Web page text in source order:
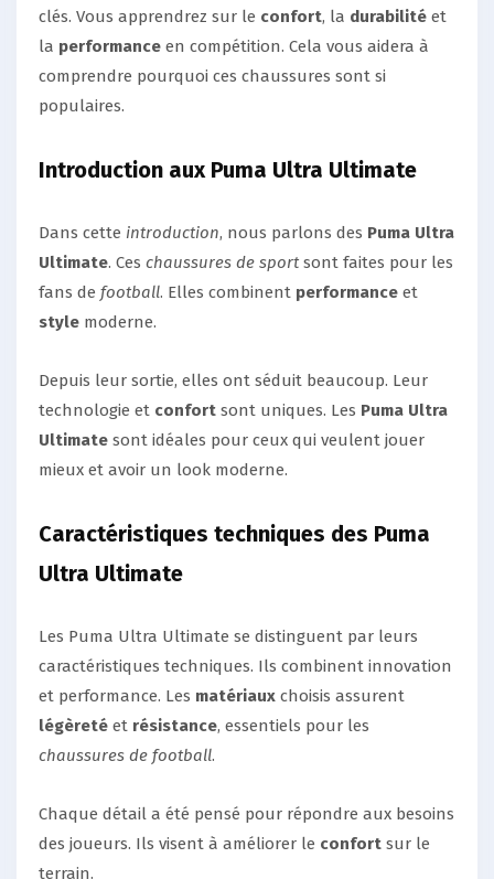
clés. Vous apprendrez sur le confort, la durabilité et
la performance en compétition. Cela vous aidera à
comprendre pourquoi ces chaussures sont si
populaires.
Introduction aux Puma Ultra Ultimate
Dans cette introduction, nous parlons des Puma Ultra
Ultimate. Ces chaussures de sport sont faites pour les
fans de football. Elles combinent performance et
style moderne.
Depuis leur sortie, elles ont séduit beaucoup. Leur
technologie et confort sont uniques. Les Puma Ultra
Ultimate sont idéales pour ceux qui veulent jouer
mieux et avoir un look moderne.
Caractéristiques techniques des Puma
Ultra Ultimate
Les Puma Ultra Ultimate se distinguent par leurs
caractéristiques techniques. Ils combinent innovation
et performance. Les matériaux choisis assurent
légèreté et résistance, essentiels pour les
chaussures de football.
Chaque détail a été pensé pour répondre aux besoins
des joueurs. Ils visent à améliorer le confort sur le
terrain.